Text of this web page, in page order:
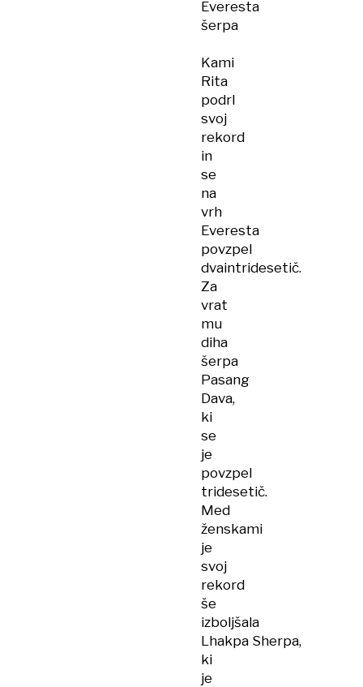
Everesta
šerpa
Kami
Rita
podrl
svoj
rekord
in
se
na
vrh
Everesta
povzpel
dvaintridesetič.
Za
vrat
mu
diha
šerpa
Pasang
Dava,
ki
se
je
povzpel
tridesetič.
Med
ženskami
je
svoj
rekord
še
izboljšala
Lhakpa Sherpa,
ki
je